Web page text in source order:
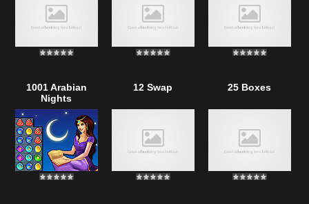
1001 Arabian
Nights
12 Swap 25 Boxes